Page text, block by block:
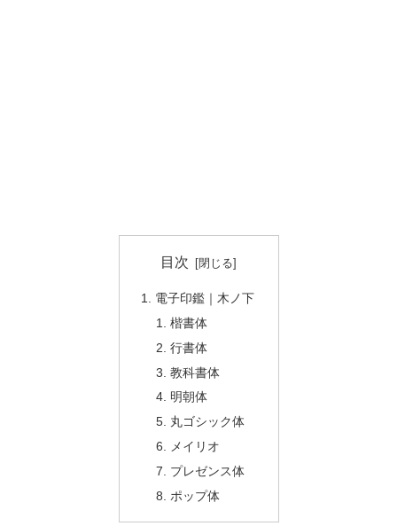
目次
電子印鑑｜木ノ下
楷書体
行書体
教科書体
明朝体
丸ゴシック体
メイリオ
プレゼンス体
ポップ体